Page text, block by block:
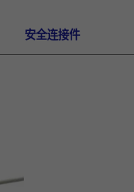
安全连接件